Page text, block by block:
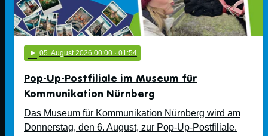
play_arrow 05. August 2026 00:00 · 01:54
Pop-Up-Postfiliale im Museum für
Kommunikation Nürnberg
Das Museum für Kommunikation Nürnberg wird am
Donnerstag, den 6. August, zur Pop-Up-Postfiliale.